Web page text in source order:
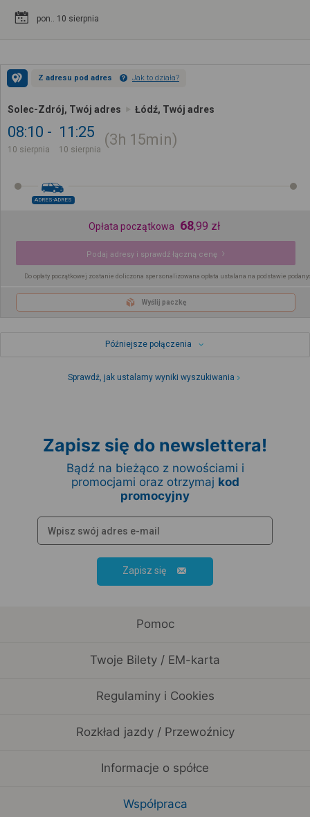
pon.. 10 sierpnia
Z adresu pod adres Jak to działa?
Solec-Zdrój, Twój adres Łódź, Twój adres
08:10
10 sierpnia
11:25
10 sierpnia
3h 15min
ADRES-ADRES
Opłata początkowa 68,99 zł
Podaj adresy i sprawdź łączną cenę
Do opłaty początkowej zostanie doliczona spersonalizowana opłata ustalana na podstawie
Wyślij paczkę
Późniejsze połączenia
Sprawdź, jak ustalamy wyniki wyszukiwania
Zapisz się do newslettera!
Bądź na bieżąco z nowościami i
promocjami oraz otrzymaj kod
promocyjny
Zapisz się
Pomoc
Twoje Bilety / EM-karta
Regulaminy i Cookies
Rozkład jazdy / Przewoźnicy
Informacje o spółce
Współpraca